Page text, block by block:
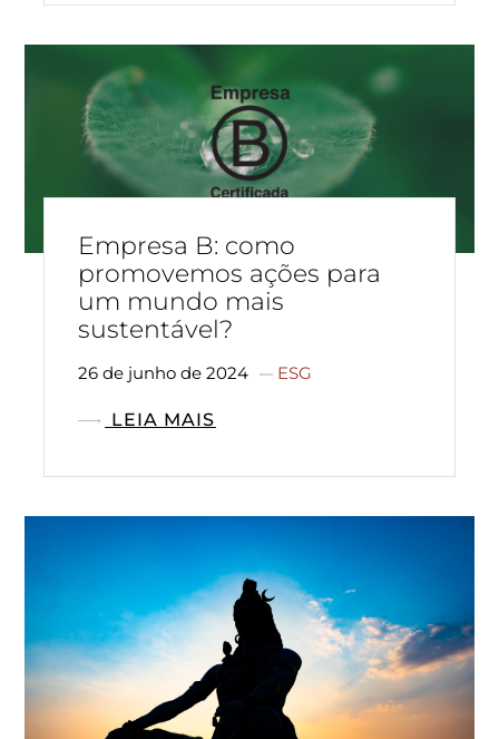
Empresa B: como
promovemos ações para
um mundo mais
sustentável?
26 de junho de 2024 ESG
LEIA MAIS